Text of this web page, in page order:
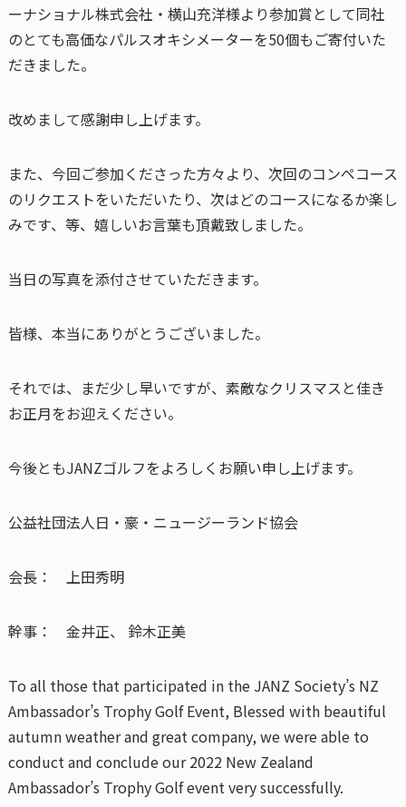
ーナショナル株式会社・横山充洋様より参加賞として同社
のとても高価なパルスオキシメーターを50個もご寄付いた
だきました。
改めまして感謝申し上げます。
また、今回ご参加くださった方々より、次回のコンペコース
のリクエストをいただいたり、次はどのコースになるか楽し
みです、等、嬉しいお言葉も頂戴致しました。
当日の写真を添付させていただきます。
皆様、本当にありがとうございました。
それでは、まだ少し早いですが、素敵なクリスマスと佳き
お正月をお迎えください。
今後ともJANZゴルフをよろしくお願い申し上げます。
公益社団法人日・豪・ニュージーランド協会
会長： 上田秀明
幹事： 金井正、 鈴木正美
To all those that participated in the JANZ Society’s NZ
Ambassador’s Trophy Golf Event, Blessed with beautiful
autumn weather and great company, we were able to
conduct and conclude our 2022 New Zealand
Ambassador’s Trophy Golf event very successfully.